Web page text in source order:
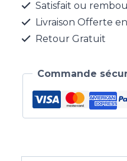
Satisfait ou
Livraison Offerte
Retour Gratuit
Commande